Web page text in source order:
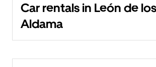
Car rentals in León de los
Aldama